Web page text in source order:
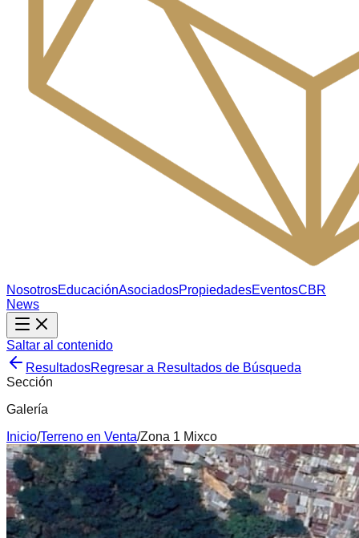
NosotrosEducaciónAsociadosPropiedadesEventosCBR
News
Saltar al contenido
ResultadosRegresar a Resultados de Búsqueda
Sección
Galería
Inicio/Terreno en Venta/Zona 1 Mixco